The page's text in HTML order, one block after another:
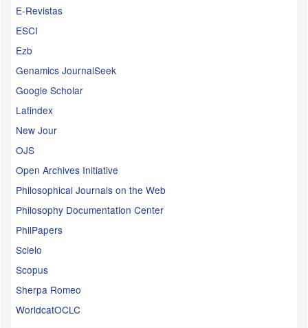
E-Revistas
ESCI
Ezb
Genamics JournalSeek
Google Scholar
Latindex
New Jour
OJS
Open Archives Initiative
Philosophical Journals on the Web
Philosophy Documentation Center
PhilPapers
Scielo
Scopus
Sherpa Romeo
WorldcatOCLC